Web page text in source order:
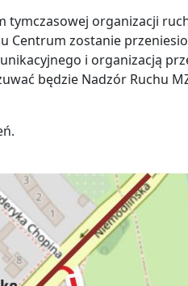
tymczasowej organizacji
Centrum zostanie
i organizacją
będzie Nadzór Ruchu